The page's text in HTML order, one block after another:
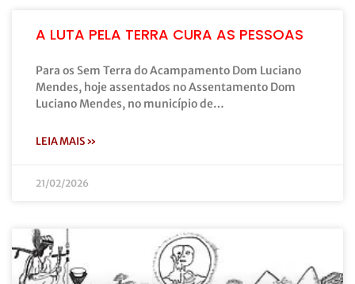
A LUTA PELA TERRA CURA AS PESSOAS
Para os Sem Terra do Acampamento Dom Luciano
Mendes, hoje assentados no Assentamento Dom
Luciano Mendes, no município de…
LEIA MAIS »
21/02/2026